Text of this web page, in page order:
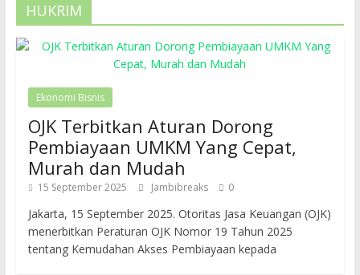
HUKRIM
Ekonomi Bisnis
OJK Terbitkan Aturan Dorong
Pembiayaan UMKM Yang Cepat,
Murah dan Mudah
15 September 2025 Jambibreaks 0
Jakarta, 15 September 2025. Otoritas Jasa Keuangan (OJK)
menerbitkan Peraturan OJK Nomor 19 Tahun 2025
tentang Kemudahan Akses Pembiayaan kepada